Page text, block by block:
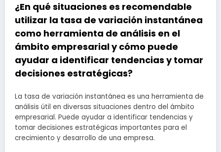
¿En qué situaciones es recomendable
utilizar la tasa de variación instantánea
como herramienta de análisis en el
ámbito empresarial y cómo puede
ayudar a identificar tendencias y tomar
decisiones estratégicas?
La tasa de variación instantánea es una herramienta de
análisis útil en diversas situaciones dentro del ámbito
empresarial. Puede ayudar a identificar tendencias y
tomar decisiones estratégicas importantes para el
crecimiento y desarrollo de una empresa.